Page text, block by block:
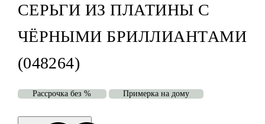
СЕРЬГИ ИЗ ПЛАТИНЫ С
ЧЁРНЫМИ БРИЛЛИАНТАМИ
(048264)
Рассрочка без % Примерка на дому